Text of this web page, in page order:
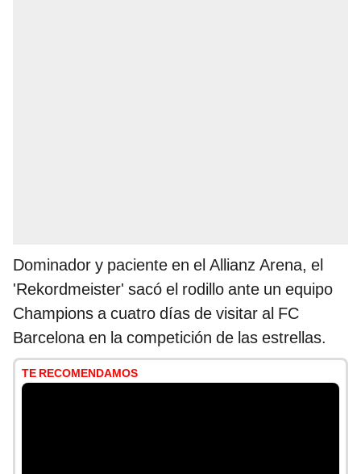
Dominador y paciente en el Allianz Arena, el
'Rekordmeister' sacó el rodillo ante un equipo
Champions a cuatro días de visitar al FC
Barcelona en la competición de las estrellas.
TE RECOMENDAMOS